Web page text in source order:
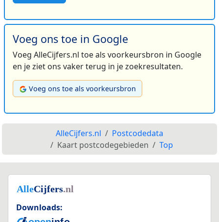
Voeg ons toe in Google
Voeg AlleCijfers.nl toe als voorkeursbron in Google
en je ziet ons vaker terug in je zoekresultaten.
Voeg ons toe als voorkeursbron
AlleCijfers.nl
Postcodedata
Kaart postcodegebieden
Top
Downloads: